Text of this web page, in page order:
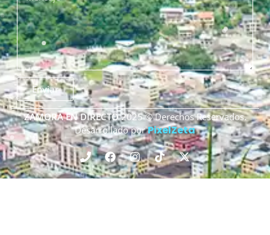
Enviar
ZAMORA EN DIRECTO2025 © Derechos Reservados.
Desarrollado porPixelZeta